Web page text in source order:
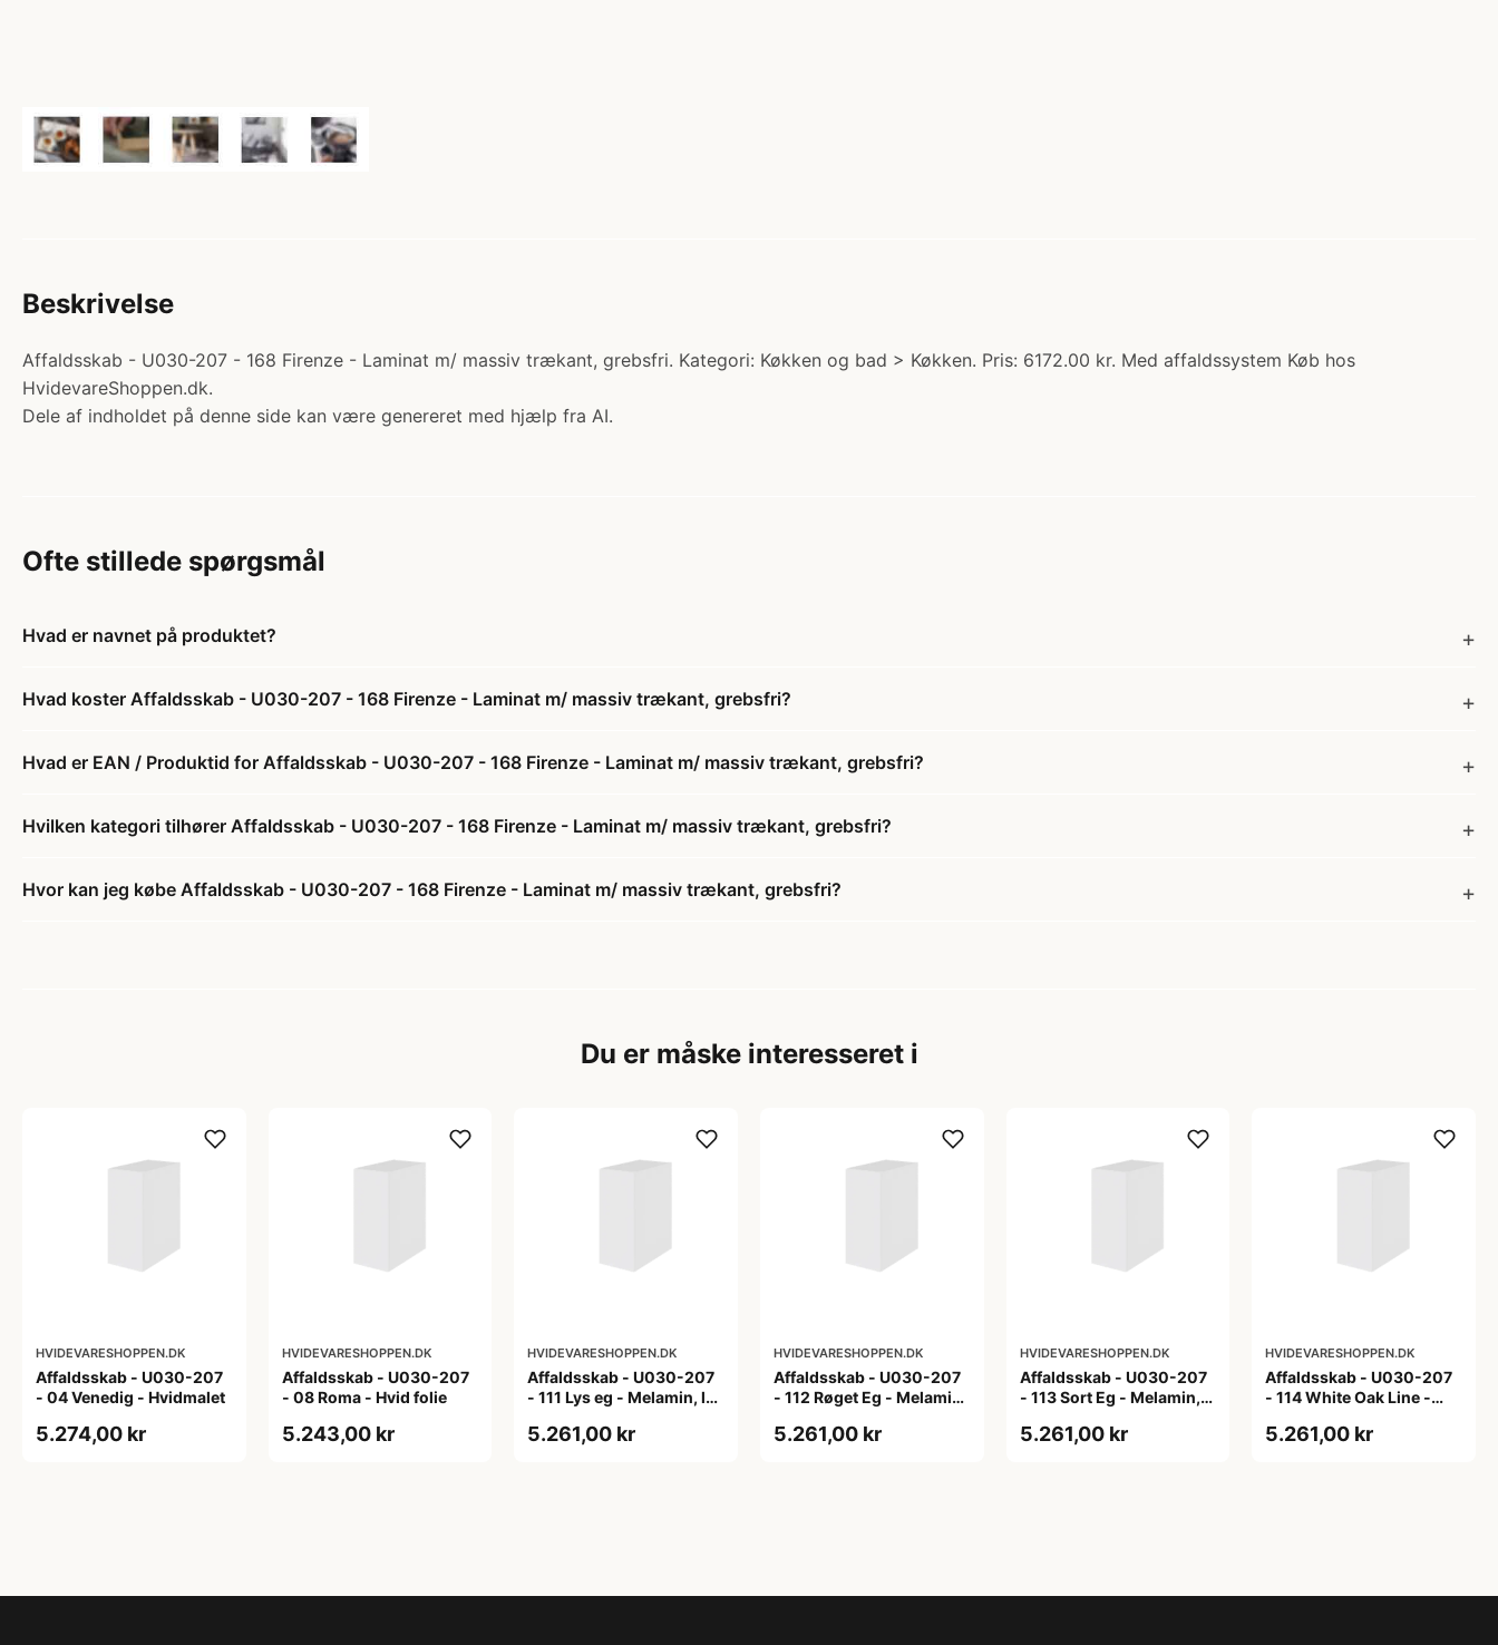
Beskrivelse
Affaldsskab - U030-207 - 168 Firenze - Laminat m/ massiv trækant, grebsfri. Kategori: Køkken og bad > Køkken. Pris: 6172.00 kr. Med affaldssystem Køb hos
HvidevareShoppen.dk.
Dele af indholdet på denne side kan være genereret med hjælp fra AI.
Ofte stillede spørgsmål
Hvad er navnet på produktet?
Hvad koster Affaldsskab - U030-207 - 168 Firenze - Laminat m/ massiv trækant, grebsfri?
Hvad er EAN / Produktid for Affaldsskab - U030-207 - 168 Firenze - Laminat m/ massiv trækant, grebsfri?
Hvilken kategori tilhører Affaldsskab - U030-207 - 168 Firenze - Laminat m/ massiv trækant, grebsfri?
Hvor kan jeg købe Affaldsskab - U030-207 - 168 Firenze - Laminat m/ massiv trækant, grebsfri?
Du er måske interesseret i
HVIDEVARESHOPPEN.DK
Affaldsskab - U030-207
- 04 Venedig - Hvidmalet
5.274,00 kr
HVIDEVARESHOPPEN.DK
Affaldsskab - U030-207
- 08 Roma - Hvid folie
5.243,00 kr
HVIDEVARESHOPPEN.DK
Affaldsskab - U030-207
- 111 Lys eg - Melamin, lys
5.261,00 kr
HVIDEVARESHOPPEN.DK
Affaldsskab - U030-207
- 112 Røget Eg - Melamin,
5.261,00 kr
HVIDEVARESHOPPEN.DK
Affaldsskab - U030-207
- 113 Sort Eg - Melamin,
5.261,00 kr
HVIDEVARESHOPPEN.DK
Affaldsskab - U030-207
- 114 White Oak Line -
5.261,00 kr